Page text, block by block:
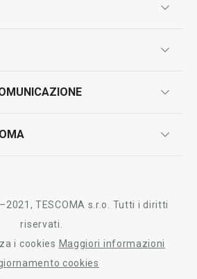
TESCOMA s.r.o. Tutti i diritti
riservati.
i cookies Maggiori informazioni
cookies